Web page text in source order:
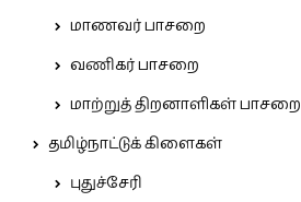
மாணவர் பாசறை
வணிகர் பாசறை
மாற்றுத் திறனாளிகள் பாசறை
தமிழ்நாட்டுக் கிளைகள்
புதுச்சேரி